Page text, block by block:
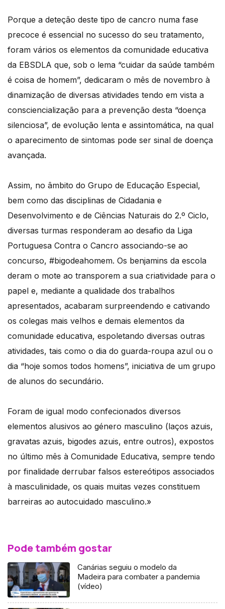
Porque a deteção deste tipo de cancro numa fase
precoce é essencial no sucesso do seu tratamento,
foram vários os elementos da comunidade educativa
da EBSDLA que, sob o lema “cuidar da saúde também
é coisa de homem”, dedicaram o mês de novembro à
dinamização de diversas atividades tendo em vista a
consciencialização para a prevenção desta “doença
silenciosa”, de evolução lenta e assintomática, na qual
o aparecimento de sintomas pode ser sinal de doença
avançada.
Assim, no âmbito do Grupo de Educação Especial,
bem como das disciplinas de Cidadania e
Desenvolvimento e de Ciências Naturais do 2.º Ciclo,
diversas turmas responderam ao desafio da Liga
Portuguesa Contra o Cancro associando-se ao
concurso, #bigodeahomem. Os benjamins da escola
deram o mote ao transporem a sua criatividade para o
papel e, mediante a qualidade dos trabalhos
apresentados, acabaram surpreendendo e cativando
os colegas mais velhos e demais elementos da
comunidade educativa, espoletando diversas outras
atividades, tais como o dia do guarda-roupa azul ou o
dia “hoje somos todos homens”, iniciativa de um grupo
de alunos do secundário.
Foram de igual modo confecionados diversos
elementos alusivos ao género masculino (laços azuis,
gravatas azuis, bigodes azuis, entre outros), expostos
no último mês à Comunidade Educativa, sempre tendo
por finalidade derrubar falsos estereótipos associados
à masculinidade, os quais muitas vezes constituem
barreiras ao autocuidado masculino.»
Pode também gostar
Canárias seguiu o modelo da
Madeira para combater a pandemia
(vídeo)